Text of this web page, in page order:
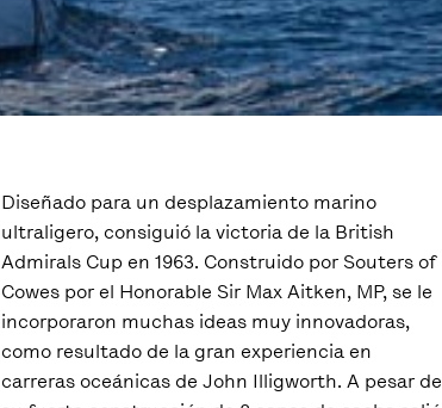
Diseñado para un desplazamiento marino
ultraligero, consiguió la victoria de la British
Admirals Cup en 1963. Construido por Souters of
Cowes por el Honorable Sir Max Aitken, MP, se le
incorporaron muchas ideas muy innovadoras,
como resultado de la gran experiencia en
carreras oceánicas de John Illigworth. A pesar de